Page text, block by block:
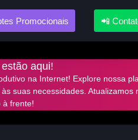
Promocionais 📲
aqui!
na Internet! Explore nossa
suas necessidades. Atualizamos
à frente!